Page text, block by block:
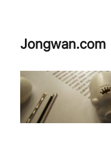
Jongwan.com